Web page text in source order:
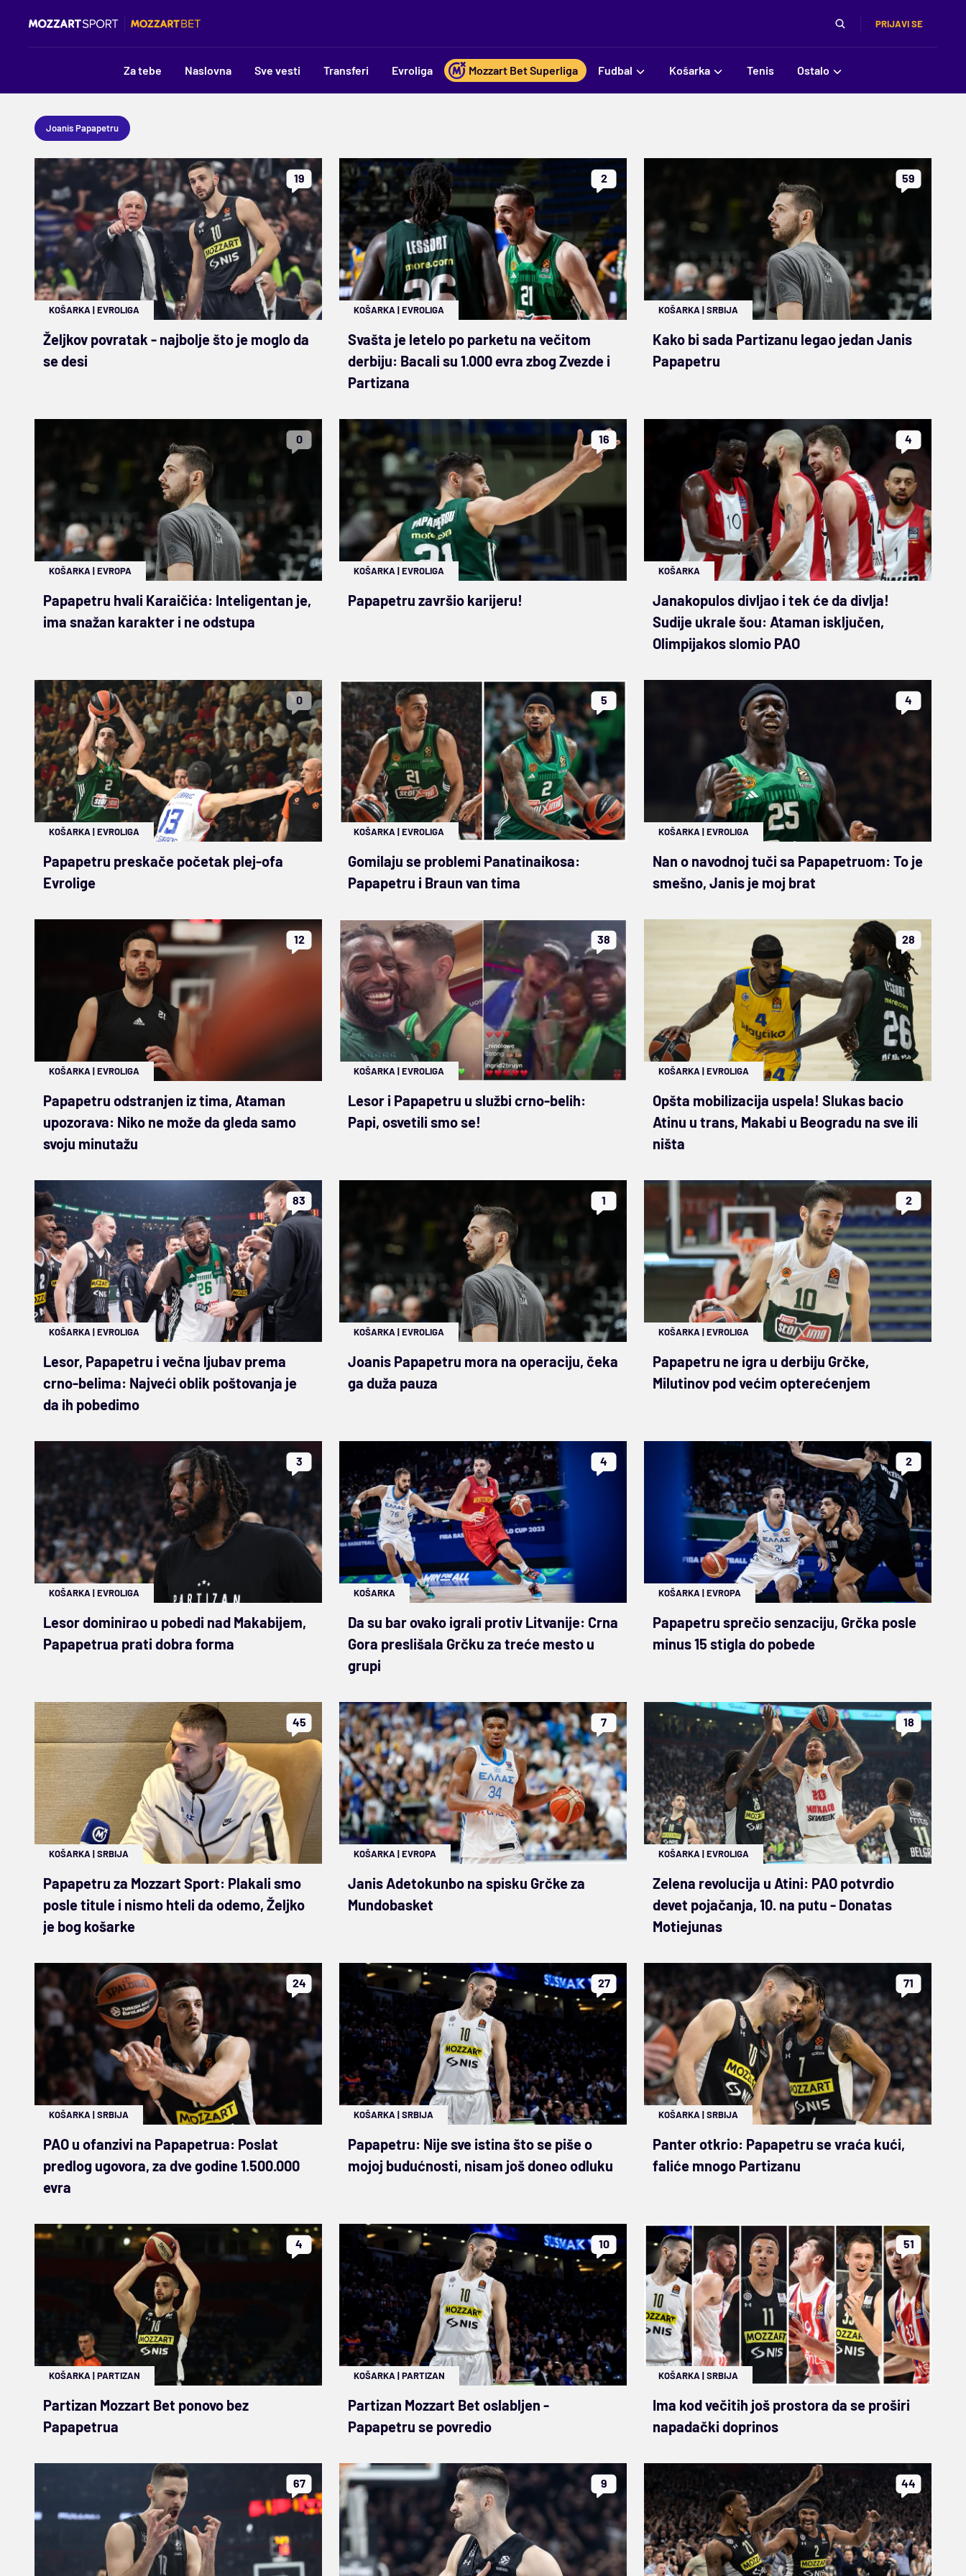
PRIJAVI SE
Za tebe Naslovna Sve vesti Transferi Evroliga Mozzart Bet Superliga Fudbal Košarka Tenis Ostalo
Joanis Papapetru
19
KOŠARKA |EVROLIGA
Željkov povratak - najbolje što je moglo da
se desi
2
KOŠARKA |EVROLIGA
Svašta je letelo po parketu na večitom
derbiju: Bacali su 1.000 evra zbog Zvezde i
Partizana
59
KOŠARKA |SRBIJA
Kako bi sada Partizanu legao jedan Janis
Papapetru
0
KOŠARKA |EVROPA
Papapetru hvali Karaičića: Inteligentan je,
ima snažan karakter i ne odstupa
16
KOŠARKA |EVROLIGA
Papapetru završio karijeru!
4
KOŠARKA
Janakopulos divljao i tek će da divlja!
Sudije ukrale šou: Ataman isključen,
Olimpijakos slomio PAO
0
KOŠARKA |EVROLIGA
Papapetru preskače početak plej-ofa
Evrolige
5
KOŠARKA |EVROLIGA
Gomilaju se problemi Panatinaikosa:
Papapetru i Braun van tima
4
KOŠARKA |EVROLIGA
Nan o navodnoj tuči sa Papapetruom: To je
smešno, Janis je moj brat
12
KOŠARKA |EVROLIGA
Papapetru odstranjen iz tima, Ataman
upozorava: Niko ne može da gleda samo
svoju minutažu
38
KOŠARKA |EVROLIGA
Lesor i Papapetru u službi crno-belih:
Papi, osvetili smo se!
28
KOŠARKA |EVROLIGA
Opšta mobilizacija uspela! Slukas bacio
Atinu u trans, Makabi u Beogradu na sve ili
ništa
83
KOŠARKA |EVROLIGA
Lesor, Papapetru i večna ljubav prema
crno-belima: Najveći oblik poštovanja je
da ih pobedimo
1
KOŠARKA |EVROLIGA
Joanis Papapetru mora na operaciju, čeka
ga duža pauza
2
KOŠARKA |EVROLIGA
Papapetru ne igra u derbiju Grčke,
Milutinov pod većim opterećenjem
3
KOŠARKA |EVROLIGA
Lesor dominirao u pobedi nad Makabijem,
Papapetrua prati dobra forma
4
KOŠARKA
Da su bar ovako igrali protiv Litvanije: Crna
Gora preslišala Grčku za treće mesto u
grupi
2
KOŠARKA |EVROPA
Papapetru sprečio senzaciju, Grčka posle
minus 15 stigla do pobede
45
KOŠARKA |SRBIJA
Papapetru za Mozzart Sport: Plakali smo
posle titule i nismo hteli da odemo, Željko
je bog košarke
7
KOŠARKA |EVROPA
Janis Adetokunbo na spisku Grčke za
Mundobasket
18
KOŠARKA |EVROLIGA
Zelena revolucija u Atini: PAO potvrdio
devet pojačanja, 10. na putu - Donatas
Motiejunas
24
KOŠARKA |SRBIJA
PAO u ofanzivi na Papapetrua: Poslat
predlog ugovora, za dve godine 1.500.000
evra
27
KOŠARKA |SRBIJA
Papapetru: Nije sve istina što se piše o
mojoj budućnosti, nisam još doneo odluku
71
KOŠARKA |SRBIJA
Panter otkrio: Papapetru se vraća kući,
faliće mnogo Partizanu
4
KOŠARKA |PARTIZAN
Partizan Mozzart Bet ponovo bez
Papapetrua
10
KOŠARKA |PARTIZAN
Partizan Mozzart Bet oslabljen -
Papapetru se povredio
51
KOŠARKA |SRBIJA
Ima kod večitih još prostora da se proširi
napadački doprinos
67 9 44